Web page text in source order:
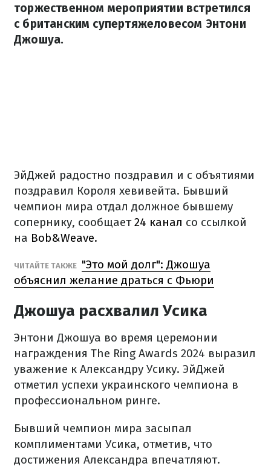
торжественном мероприятии встретился
с британским супертяжеловесом Энтони
Джошуа.
ЭйДжей радостно поздравил и с объятиями
поздравил Короля хевивейта. Бывший
чемпион мира отдал должное бывшему
сопернику, сообщает24 канал со ссылкой
на Bob&Weave.
ЧИТАЙТЕ ТАКЖЕ "Это мой долг": Джошуа
объяснил желание драться с Фьюри
Джошуа расхвалил Усика
Энтони Джошуа во время церемонии
награждения The Ring Awards 2024 выразил
уважение к Александру Усику. ЭйДжей
отметил успехи украинского чемпиона в
профессиональном ринге.
Бывший чемпион мира засыпал
комплиментами Усика, отметив, что
достижения Александра впечатляют.